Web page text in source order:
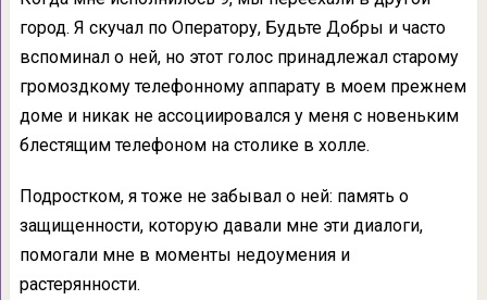
город. Я скучал по Оператору, Будьте Добры и часто
вспоминал о ней, но этот голос принадлежал старому
громоздкому телефонному аппарату в моем прежнем
доме и никак не ассоциировался у меня с новеньким
блестящим телефоном на столике в холле.
Подростком, я тоже не забывал о ней: память о
защищенности, которую давали мне эти диалоги,
помогали мне в моменты недоумения и
растерянности.